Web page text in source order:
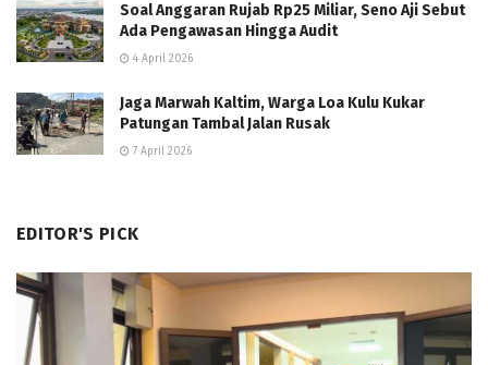
Soal Anggaran Rujab Rp25 Miliar, Seno Aji Sebut
Ada Pengawasan Hingga Audit
4 April 2026
Jaga Marwah Kaltim, Warga Loa Kulu Kukar
Patungan Tambal Jalan Rusak
7 April 2026
EDITOR'S PICK